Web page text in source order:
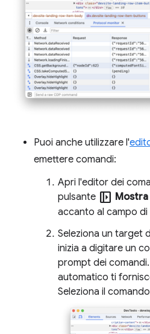
Puoi anche utilizzare l'
emettere comandi:
Apri l'editor dei
pulsante left_panel_open Mostra
accanto al campo di
Seleziona un target
inizia a digitare un
prompt dei
automatico ti
Seleziona il